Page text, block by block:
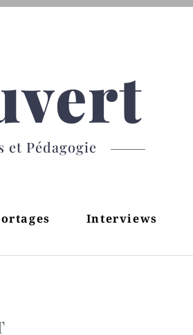
Pédagogie
Interviews